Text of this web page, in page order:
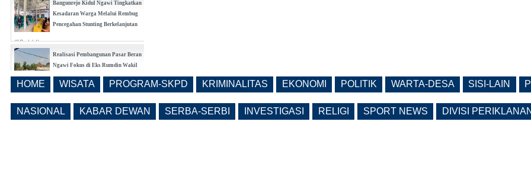
(0 Reply(s))
(0 Reply(s))
Bupati
HOME WISATA PROGRAM-SKPD KRIMINALITAS EKONOMI POLITIK WARTA-DESA SISI-LAIN
NASIONAL KABAR DEWAN SERBA-SERBI INVESTIGASI RELIGI SPORT NEWS DIVISI